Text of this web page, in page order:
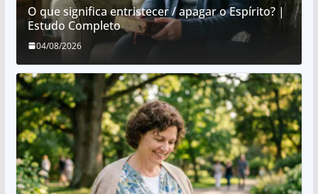
O que significa entristecer / apagar o Espírito? |
Estudo Completo
04/08/2026